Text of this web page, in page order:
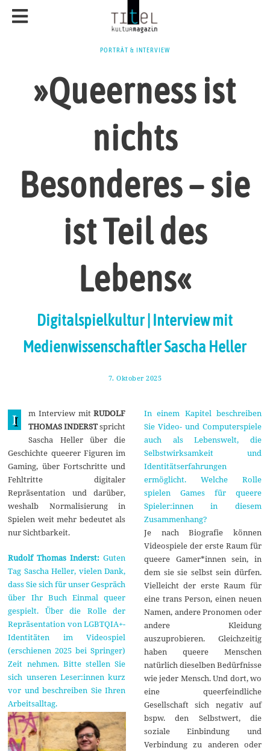
PORTRÄT & INTERVIEW
»Queerness ist
nichts
Besonderes – sie
ist Teil des
Lebens«
Digitalspielkultur | Interview mit
Medienwissenschaftler Sascha Heller
7. Oktober 2025
k
t
o
e
r
2
0
2
5
I m Interview mitRUDOLF
THOMAS INDERSTspricht
Sascha Heller über die
Geschichte queerer Figuren im
Gaming, über Fortschritte und
Fehltritte digitaler
Repräsentation und darüber,
weshalb Normalisierung in
Spielen weit mehr bedeutet als
nur Sichtbarkeit.
Rudolf Thomas Inderst: Guten
Tag Sascha Heller, vielen Dank,
dass Sie sich für unser Gespräch
über Ihr Buch Einmal queer
gespielt. Über die Rolle der
Repräsentation von LGBTQIA+-
Identitäten im Videospiel
(erschienen 2025 bei Springer)
Zeit nehmen. Bitte stellen Sie
sich unseren Leser:innen kurz
vor und beschreiben Sie Ihren
Arbeitsalltag.
In einem Kapitel beschreiben
Sie Video- und Computerspiele
auch als Lebenswelt, die
Selbstwirksamkeit und
Identitätserfahrungen
ermöglicht. Welche Rolle
spielen Games für queere
Spieler:innen in diesem
Zusammenhang?
Je nach Biografie können
Videospiele der erste Raum für
queere Gamer*innen sein, in
dem sie sie selbst sein dürfen.
Vielleicht der erste Raum für
eine trans Person, einen neuen
Namen, andere Pronomen oder
andere Kleidung
auszuprobieren. Gleichzeitig
haben queere Menschen
natürlich dieselben Bedürfnisse
wie jeder Mensch. Und dort, wo
eine queerfeindliche
Gesellschaft sich negativ auf
bspw. den Selbstwert, die
soziale Einbindung und
Verbindung zu anderen oder